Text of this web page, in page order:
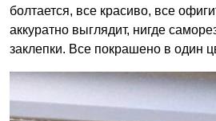
болтается, все красиво, все
аккуратно выглядит, нигде
заклепки. Все покрашено в один